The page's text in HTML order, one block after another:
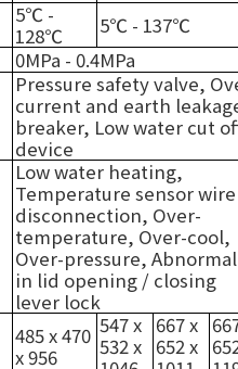
5℃ -
128℃ 5℃ - 137℃
0MPa - 0.4MPa
Pressure safety valve,
current and earth
breaker, Low water cut
device
Low water heating,
Temperature sensor wire
disconnection, Over-
temperature, Over-cool,
Over-pressure,
in lid opening / closing
lever lock
485 x 470
x 956
547 x
532 x
667 x
652 x